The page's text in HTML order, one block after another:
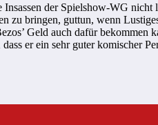
der Spielshow-WG nicht
zu bringen, guttun, wenn
Geld auch dafür bekommen
er ein sehr guter komischer